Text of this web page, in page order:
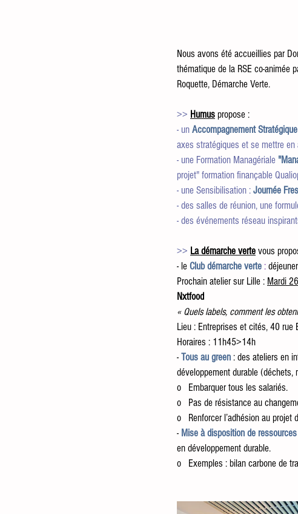
Nous avons été accueillies par
thématique de la RSE co-animée
Roquette, Démarche Verte.
>> Humus propose :
- un Accompagnement Stratégique
axes stratégiques et se mettre en
- une Formation Managériale
projet" formation finançable
- une Sensibilisation : Journée
- des salles de réunion, une
- des événements réseau
>> La démarche verte vous
- le Club démarche verte :
Prochain atelier sur Lille : Mardi
Nxtfood
« Quels labels, comment les
Lieu : Entreprises et cités, 40 rue
Horaires : 11h45>14h
- Tous au green : des ateliers en
développement durable
o   Embarquer tous les salariés.
o   Pas de résistance au
o   Renforcer l’adhésion au projet
- Mise à disposition de
en développement durable.
o   Exemples : bilan carbone de